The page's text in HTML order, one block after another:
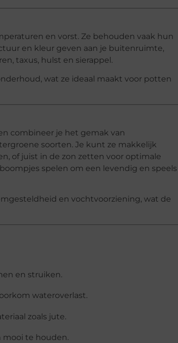
en vorst. Ze behouden vaak hun
en kleur geven aan je buitenruimte,
taxus, hulst en sierappel.
wat ze ideaal maakt voor potten
combineer je het gemak van
soorten. Je kunt ze makkelijk
of juist in de zon zetten voor optimale
spelen om een levendig en speels
en vochtvoorziening, wat de
en struiken.
wateroverlast.
zoals jute.
mooi te houden.